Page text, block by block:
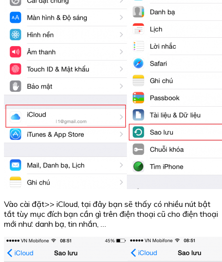
Vào cài đặt>> iCloud, tại đây bạn sẽ thấy có nhiều nút bật
tắt tùy mục đích bạn cần gì trên điện thoại cũ cho điện thoại
mới như: danh bạ, tin nhắn, …